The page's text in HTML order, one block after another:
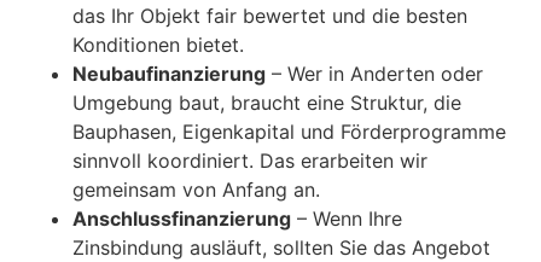
das Ihr Objekt fair bewertet und die besten
Konditionen bietet.
Neubaufinanzierung – Wer in Anderten oder
Umgebung baut, braucht eine Struktur, die
Bauphasen, Eigenkapital und Förderprogramme
sinnvoll koordiniert. Das erarbeiten wir
gemeinsam von Anfang an.
Anschlussfinanzierung – Wenn Ihre
Zinsbindung ausläuft, sollten Sie das Angebot